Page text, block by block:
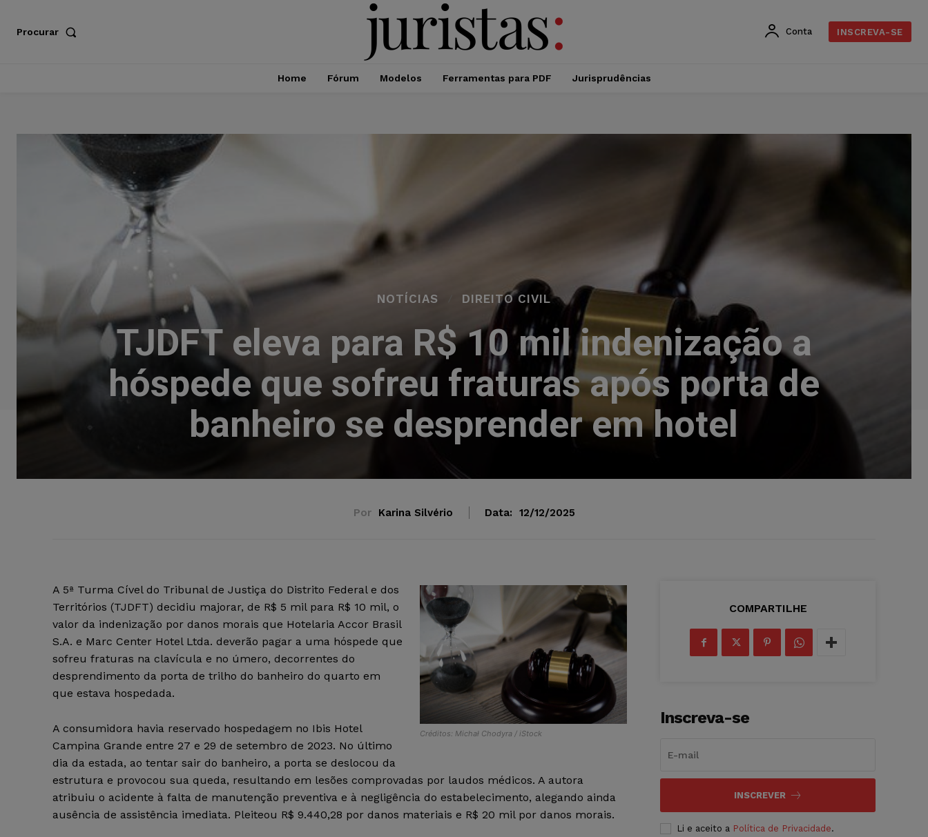
Procurar Conta INSCREVA-SE
Home Fórum Modelos Ferramentas para PDF Jurisprudências
NOTÍCIAS DIREITO CIVIL
TJDFT eleva para R$ 10 mil indenização a
hóspede que sofreu fraturas após porta de
banheiro se desprender em hotel
Por Karina Silvério Data: 12/12/2025
Créditos: Michał Chodyra / iStock
A 5ª Turma Cível do Tribunal de Justiça do Distrito Federal e dos
Territórios (TJDFT) decidiu majorar, de R$ 5 mil para R$ 10 mil, o
valor da indenização por danos morais que Hotelaria Accor Brasil
S.A. e Marc Center Hotel Ltda. deverão pagar a uma hóspede que
sofreu fraturas na clavícula e no úmero, decorrentes do
desprendimento da porta de trilho do banheiro do quarto em
que estava hospedada.
A consumidora havia reservado hospedagem no Ibis Hotel
Campina Grande entre 27 e 29 de setembro de 2023. No último
dia da estada, ao tentar sair do banheiro, a porta se deslocou da
estrutura e provocou sua queda, resultando em lesões comprovadas por laudos médicos. A autora
atribuiu o acidente à falta de manutenção preventiva e à negligência do estabelecimento, alegando ainda
ausência de assistência imediata. Pleiteou R$ 9.440,28 por danos materiais e R$ 20 mil por danos morais.
COMPARTILHE
Inscreva-se
INSCREVER
Li e aceito a Política de Privacidade.